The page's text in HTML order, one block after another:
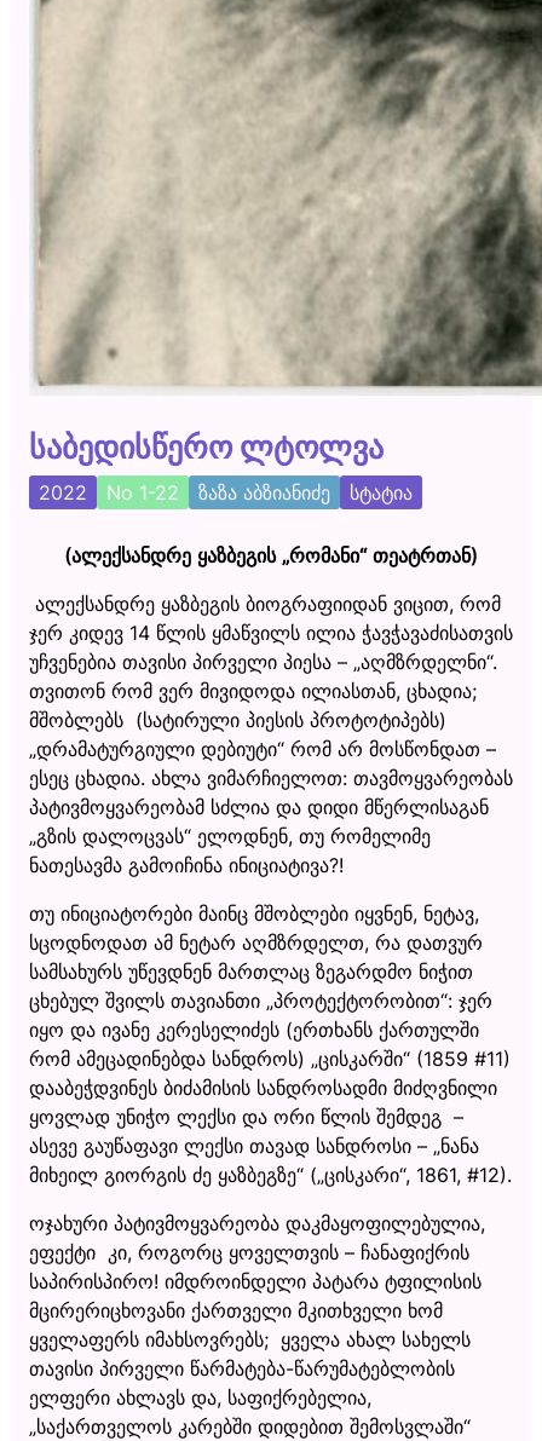
საბედისწერო ლტოლვა
2022 No 1-22 ზაზა აბზიანიძე სტატია
(ალექსანდრე ყაზბეგის „რომანი“ თეატრთან)
ალექსანდრე ყაზბეგის ბიოგრაფიიდან ვიცით, რომ
ჯერ კიდევ 14 წლის ყმაწვილს ილია ჭავჭავაძისათვის
უჩვენებია თავისი პირველი პიესა – „აღმზრდელნი“.
თვითონ რომ ვერ მივიდოდა ილიასთან, ცხადია;
მშობლებს (სატირული პიესის პროტოტიპებს)
„დრამატურგიული დებიუტი“ რომ არ მოსწონდათ –
ესეც ცხადია. ახლა ვიმარჩიელოთ: თავმოყვარეობას
პატივმოყვარეობამ სძლია და დიდი მწერლისაგან
„გზის დალოცვას“ ელოდნენ, თუ რომელიმე
ნათესავმა გამოიჩინა ინიციატივა?!
თუ ინიციატორები მაინც მშობლები იყვნენ, ნეტავ,
სცოდნოდათ ამ ნეტარ აღმზრდელთ, რა დათვურ
სამსახურს უწევდნენ მართლაც ზეგარდმო ნიჭით
ცხებულ შვილს თავიანთი „პროტექტორობით“: ჯერ
იყო და ივანე კერესელიძეს (ერთხანს ქართულში
რომ ამეცადინებდა სანდროს) „ცისკარში“ (1859 #11)
დააბეჭდვინეს ბიძამისის სანდროსადმი მიძღვნილი
ყოვლად უნიჭო ლექსი და ორი წლის შემდეგ –
ასევე გაუწაფავი ლექსი თავად სანდროსი – „ნანა
მიხეილ გიორგის ძე ყაზბეგზე“ („ცისკარი“, 1861, #12).
ოჯახური პატივმოყვარეობა დაკმაყოფილებულია,
ეფექტი კი, როგორც ყოველთვის – ჩანაფიქრის
საპირისპირო! იმდროინდელი პატარა ტფილისის
მცირერიცხოვანი ქართველი მკითხველი ხომ
ყველაფერს იმახსოვრებს; ყველა ახალ სახელს
თავისი პირველი წარმატება-წარუმატებლობის
ელფერი ახლავს და, საფიქრებელია,
„საქართველოს კარებში დიდებით შემოსვლაში“